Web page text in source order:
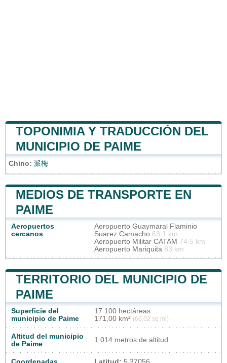
TOPONIMIA Y TRADUCCIÓN DEL
MUNICIPIO DE PAIME
Chino: 派梅
MEDIOS DE TRANSPORTE EN
PAIME
Aeropuertos
cercanos
Aeropuerto Guaymaral Flaminio
Suarez Camacho 63.1 km
Aeropuerto Militar CATAM 74.5 km
Aeropuerto Mariquita 83 km
TERRITORIO DEL MUNICIPIO DE
PAIME
Superficie del
municipio de Paime
17 100 hectáreas
171,00 km² (66,02 sq mi)
Altitud del municipio
de Paime
1 014 metros de altitud